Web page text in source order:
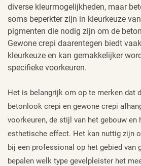
diverse kleurmogelijkheden, maar
soms beperkter zijn in kleurkeuze
pigmenten die nodig zijn om de
Gewone crepi daarentegen biedt
kleurkeuze en kan gemakkelijker
specifieke voorkeuren.
Het is belangrijk om op te merken dat
betonlook crepi en gewone crepi
voorkeuren, de stijl van het gebouw en
esthetische effect. Het kan nuttig zijn
bij een professional op het gebied van
bepalen welk type gevelpleister het